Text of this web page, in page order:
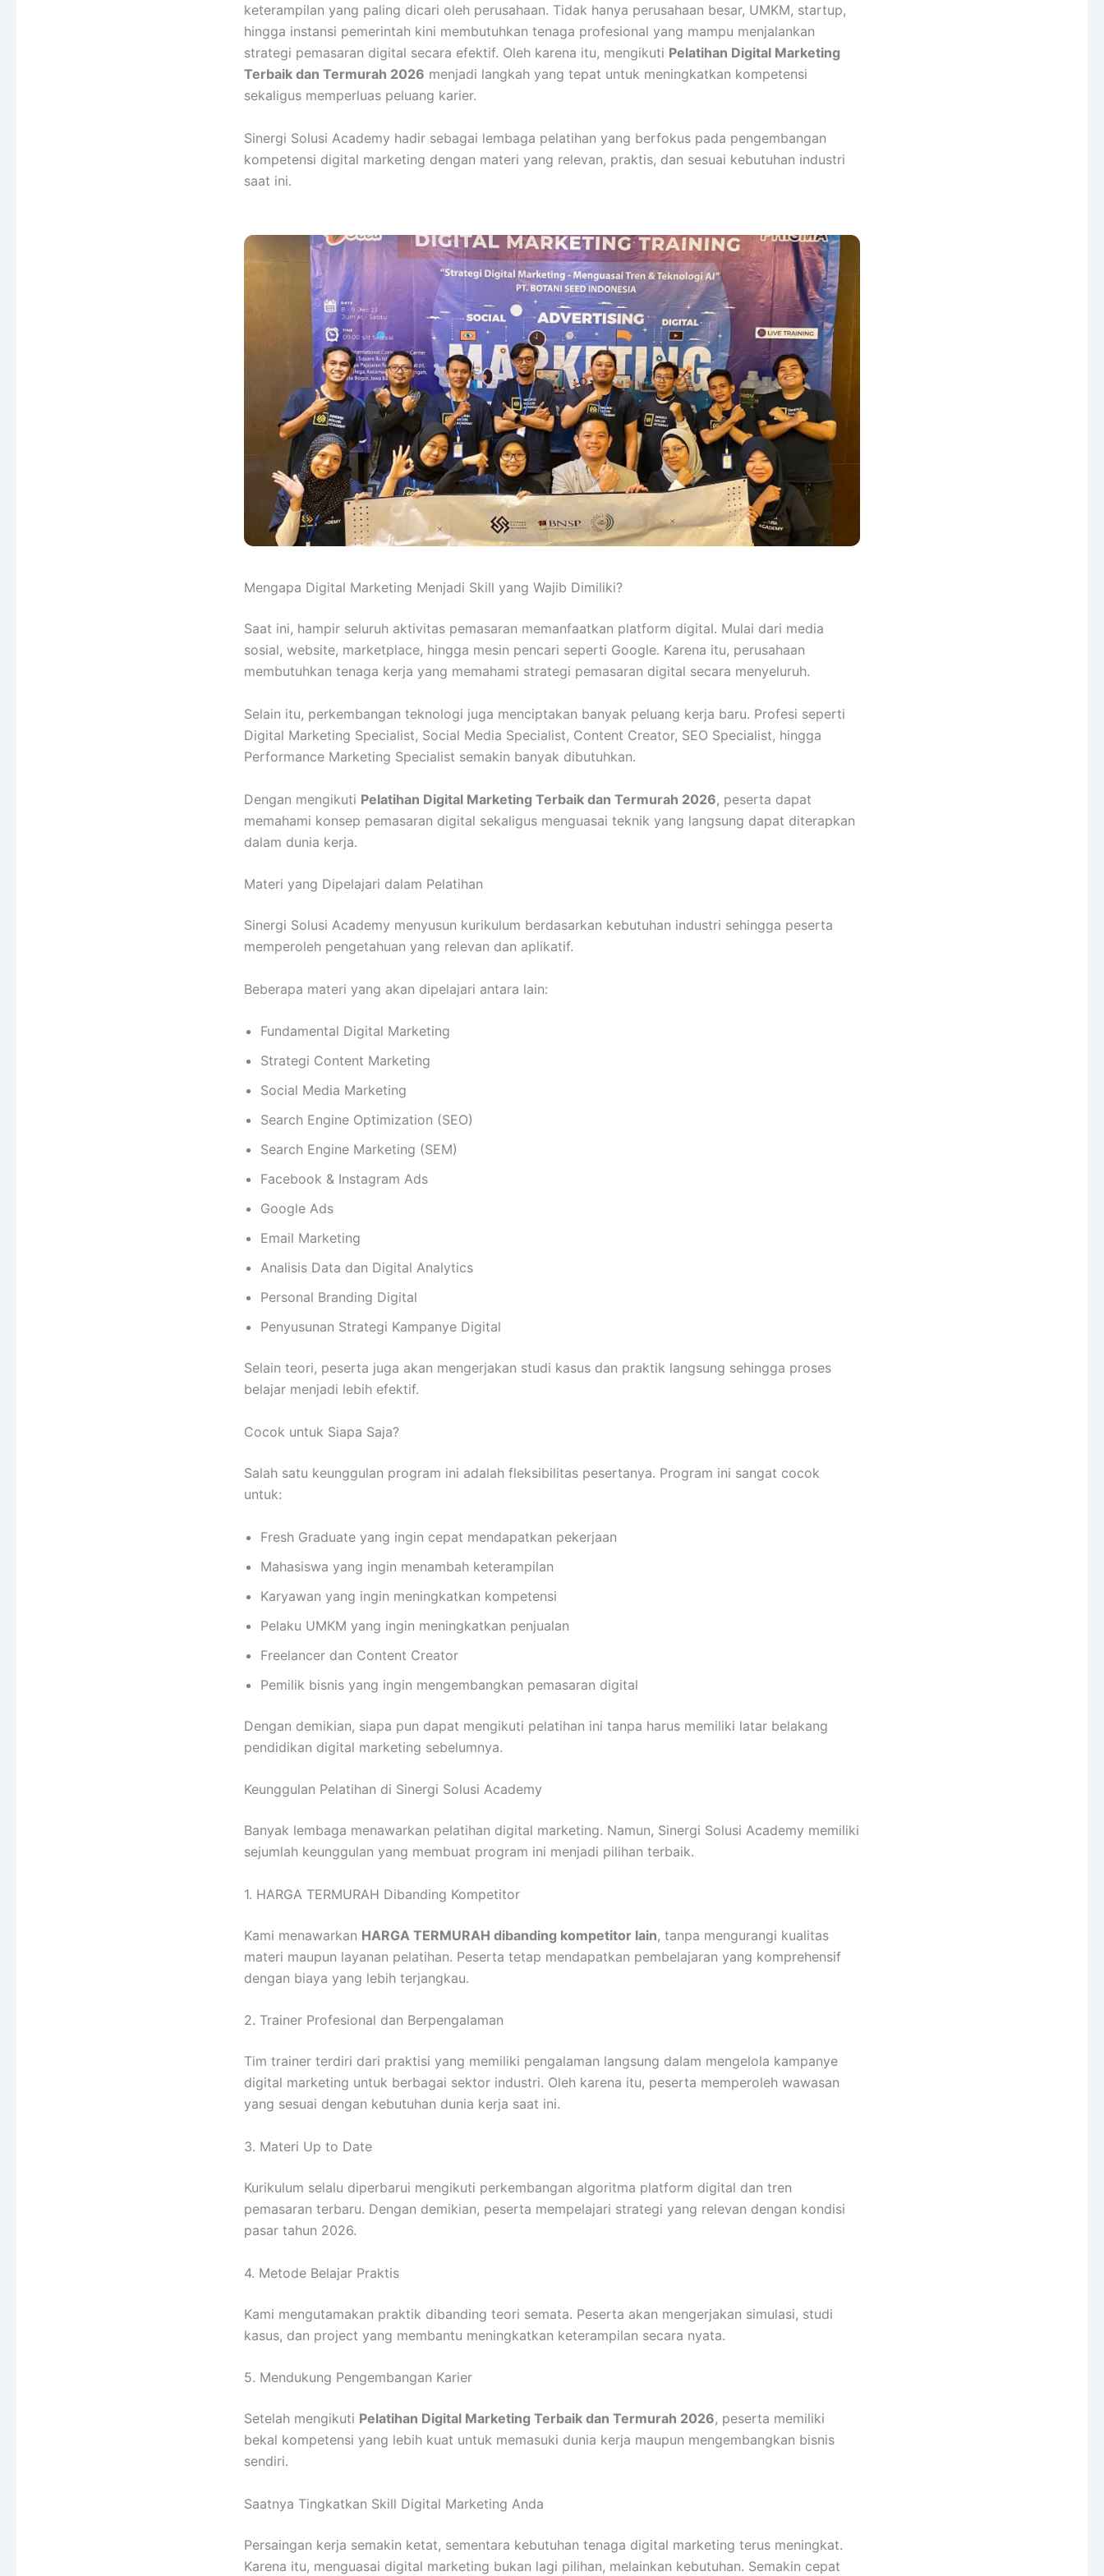
keterampilan yang paling dicari oleh perusahaan. Tidak hanya perusahaan besar, UMKM, startup,
hingga instansi pemerintah kini membutuhkan tenaga profesional yang mampu menjalankan
strategi pemasaran digital secara efektif. Oleh karena itu, mengikuti Pelatihan Digital Marketing
Terbaik dan Termurah 2026 menjadi langkah yang tepat untuk meningkatkan kompetensi
sekaligus memperluas peluang karier.
Sinergi Solusi Academy hadir sebagai lembaga pelatihan yang berfokus pada pengembangan
kompetensi digital marketing dengan materi yang relevan, praktis, dan sesuai kebutuhan industri
saat ini.
Mengapa Digital Marketing Menjadi Skill yang Wajib Dimiliki?
Saat ini, hampir seluruh aktivitas pemasaran memanfaatkan platform digital. Mulai dari media
sosial, website, marketplace, hingga mesin pencari seperti Google. Karena itu, perusahaan
membutuhkan tenaga kerja yang memahami strategi pemasaran digital secara menyeluruh.
Selain itu, perkembangan teknologi juga menciptakan banyak peluang kerja baru. Profesi seperti
Digital Marketing Specialist, Social Media Specialist, Content Creator, SEO Specialist, hingga
Performance Marketing Specialist semakin banyak dibutuhkan.
Dengan mengikuti Pelatihan Digital Marketing Terbaik dan Termurah 2026, peserta dapat
memahami konsep pemasaran digital sekaligus menguasai teknik yang langsung dapat diterapkan
dalam dunia kerja.
Materi yang Dipelajari dalam Pelatihan
Sinergi Solusi Academy menyusun kurikulum berdasarkan kebutuhan industri sehingga peserta
memperoleh pengetahuan yang relevan dan aplikatif.
Beberapa materi yang akan dipelajari antara lain:
Fundamental Digital Marketing
Strategi Content Marketing
Social Media Marketing
Search Engine Optimization (SEO)
Search Engine Marketing (SEM)
Facebook & Instagram Ads
Google Ads
Email Marketing
Analisis Data dan Digital Analytics
Personal Branding Digital
Penyusunan Strategi Kampanye Digital
Selain teori, peserta juga akan mengerjakan studi kasus dan praktik langsung sehingga proses
belajar menjadi lebih efektif.
Cocok untuk Siapa Saja?
Salah satu keunggulan program ini adalah fleksibilitas pesertanya. Program ini sangat cocok
untuk:
Fresh Graduate yang ingin cepat mendapatkan pekerjaan
Mahasiswa yang ingin menambah keterampilan
Karyawan yang ingin meningkatkan kompetensi
Pelaku UMKM yang ingin meningkatkan penjualan
Freelancer dan Content Creator
Pemilik bisnis yang ingin mengembangkan pemasaran digital
Dengan demikian, siapa pun dapat mengikuti pelatihan ini tanpa harus memiliki latar belakang
pendidikan digital marketing sebelumnya.
Keunggulan Pelatihan di Sinergi Solusi Academy
Banyak lembaga menawarkan pelatihan digital marketing. Namun, Sinergi Solusi Academy memiliki
sejumlah keunggulan yang membuat program ini menjadi pilihan terbaik.
1. HARGA TERMURAH Dibanding Kompetitor
Kami menawarkan HARGA TERMURAH dibanding kompetitor lain, tanpa mengurangi kualitas
materi maupun layanan pelatihan. Peserta tetap mendapatkan pembelajaran yang komprehensif
dengan biaya yang lebih terjangkau.
2. Trainer Profesional dan Berpengalaman
Tim trainer terdiri dari praktisi yang memiliki pengalaman langsung dalam mengelola kampanye
digital marketing untuk berbagai sektor industri. Oleh karena itu, peserta memperoleh wawasan
yang sesuai dengan kebutuhan dunia kerja saat ini.
3. Materi Up to Date
Kurikulum selalu diperbarui mengikuti perkembangan algoritma platform digital dan tren
pemasaran terbaru. Dengan demikian, peserta mempelajari strategi yang relevan dengan kondisi
pasar tahun 2026.
4. Metode Belajar Praktis
Kami mengutamakan praktik dibanding teori semata. Peserta akan mengerjakan simulasi, studi
kasus, dan project yang membantu meningkatkan keterampilan secara nyata.
5. Mendukung Pengembangan Karier
Setelah mengikuti Pelatihan Digital Marketing Terbaik dan Termurah 2026, peserta memiliki
bekal kompetensi yang lebih kuat untuk memasuki dunia kerja maupun mengembangkan bisnis
sendiri.
Saatnya Tingkatkan Skill Digital Marketing Anda
Persaingan kerja semakin ketat, sementara kebutuhan tenaga digital marketing terus meningkat.
Karena itu, menguasai digital marketing bukan lagi pilihan, melainkan kebutuhan. Semakin cepat